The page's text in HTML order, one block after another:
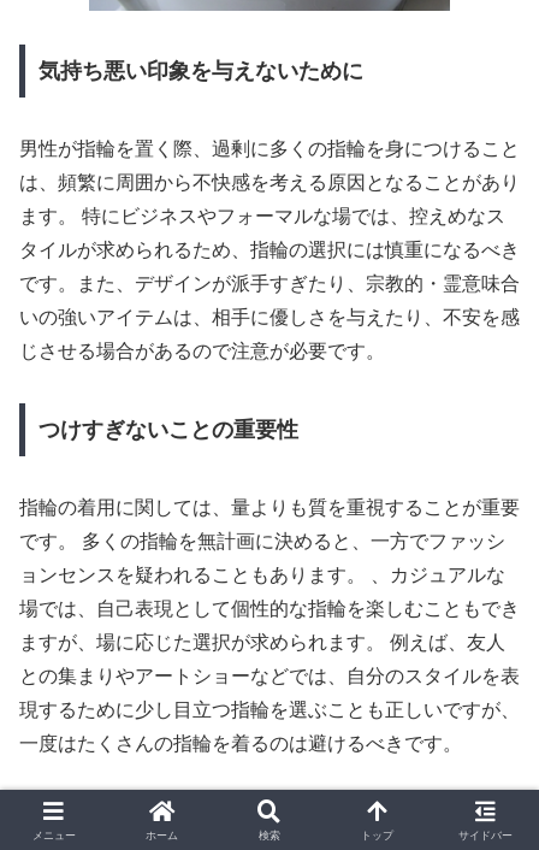
気持ち悪い印象を与えないために
男性が指輪を置く際、過剰に多くの指輪を身につけること
は、頻繁に周囲から不快感を考える原因となることがあり
ます。 特にビジネスやフォーマルな場では、控えめなス
タイルが求められるため、指輪の選択には慎重になるべき
です。また、デザインが派手すぎたり、宗教的・霊意味合
いの強いアイテムは、相手に優しさを与えたり、不安を感
じさせる場合があるので注意が必要です。
つけすぎないことの重要性
指輪の着用に関しては、量よりも質を重視することが重要
です。 多くの指輪を無計画に決めると、一方でファッシ
ョンセンスを疑われることもあります。 、カジュアルな
場では、自己表現として個性的な指輪を楽しむこともでき
ますが、場に応じた選択が求められます。 例えば、友人
との集まりやアートショーなどでは、自分のスタイルを表
現するために少し目立つ指輪を選ぶことも正しいですが、
一度はたくさんの指輪を着るのは避けるべきです。
指輪を付けるを選ぶ際のメリット
メニュー ホーム 検索 トップ サイドバー